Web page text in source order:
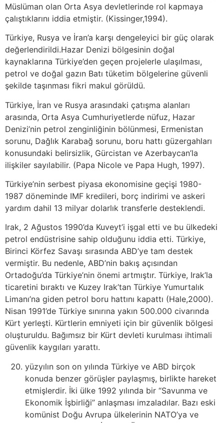
Müslüman olan Orta Asya devletlerinde rol kapmaya
çalıştıklarını iddia etmiştir. (Kissinger,1994).
Türkiye, Rusya ve İran’a karşı dengeleyici bir güç olarak
değerlendirildi.Hazar Denizi bölgesinin doğal
kaynaklarına Türkiye’den geçen projelerle ulaşılması,
petrol ve doğal gazın Batı tüketim bölgelerine güvenli
şekilde taşınması fikri makul görüldü.
Türkiye, İran ve Rusya arasındaki çatışma alanları
arasında, Orta Asya Cumhuriyetlerde nüfuz, Hazar
Denizi’nin petrol zenginliğinin bölünmesi, Ermenistan
sorunu, Dağlık Karabağ sorunu, boru hattı güzergahları
konusundaki belirsizlik, Gürcistan ve Azerbaycan’la
ilişkiler sayılabilir. (Papa Nicole ve Papa Hugh, 1997).
Türkiye’nin serbest piyasa ekonomisine geçişi 1980-
1987 döneminde IMF kredileri, borç indirimi ve askeri
yardım dahil 13 milyar dolarlık transferle desteklendi.
Irak, 2 Ağustos 1990’da Kuveyt’i işgal etti ve bu ülkedeki
petrol endüstrisine sahip olduğunu iddia etti. Türkiye,
Birinci Körfez Savaşı sırasında ABD’ye tam destek
vermiştir. Bu nedenle, ABD’nin bakış açısından
Ortadoğu’da Türkiye’nin önemi artmıştır. Türkiye, Irak’la
ticaretini bıraktı ve Kuzey Irak’tan Türkiye Yumurtalık
Limanı’na giden petrol boru hattını kapattı (Hale,2000).
Nisan 1991’de Türkiye sınırına yakın 500.000 civarında
Kürt yerleşti. Kürtlerin emniyeti için bir güvenlik bölgesi
oluşturuldu. Bağımsız bir Kürt devleti kurulması ihtimali
güvenlik kaygıları yarattı.
yüzyılın son on yılında Türkiye ve ABD birçok
konuda benzer görüşler paylaşmış, birlikte hareket
etmişlerdir. İki ülke 1992 yılında bir “Savunma ve
Ekonomik İşbirliği” anlaşması imzaladılar. Bazı eski
komünist Doğu Avrupa ülkelerinin NATO’ya ve